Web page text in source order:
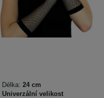
Délka: 24 cm
Univerzální velikost